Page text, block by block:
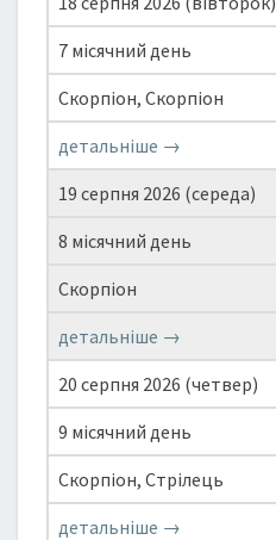
7 місячний день
Скорпіон, Скорпіон
детальніше →
19 серпня 2026 (середа)
8 місячний день
Скорпіон
детальніше →
20 серпня 2026 (четвер)
9 місячний день
Скорпіон, Стрілець
детальніше →